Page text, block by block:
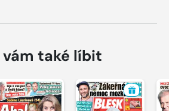
vám také líbit